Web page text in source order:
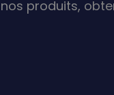
produits,